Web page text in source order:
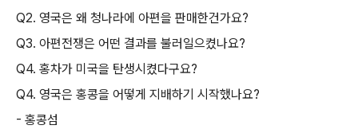
Q2. 영국은 왜 청나라에 아편을 판매한건가요?
Q3. 아편전쟁은 어떤 결과를 불러일으켰나요?
Q4. 홍차가 미국을 탄생시켰다구요?
Q4. 영국은 홍콩을 어떻게 지배하기 시작했나요?
- 홍콩섬